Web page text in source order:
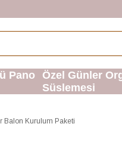
Pano
Özel Günler
Süslemesi
Balon Kurulum Paketi